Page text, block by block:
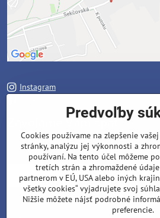
Instagram
Váš telefón*
Predvoľby
Cookies používame na zlepšenie
stránky, analýzu jej výkonnosti a
používaní. Na tento účel môžeme
tretích strán a zhromaždené
partnerom v EÚ, USA alebo iných
všetky cookies“ vyjadrujete svoj
Nižšie môžete nájsť podrobné
preferencie.